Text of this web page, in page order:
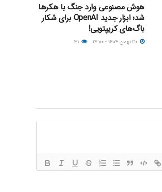
هوش مصنوعی وارد جنگ با هکرها
شد؛ ابزار جدید OpenAI برای شکار
باگ‌های کریپتویی!